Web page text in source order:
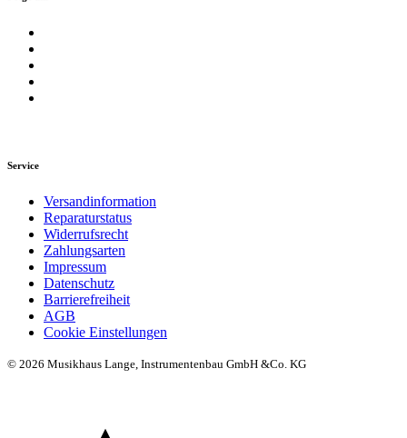
Service
Versandinformation
Reparaturstatus
Widerrufsrecht
Zahlungsarten
Impressum
Datenschutz
Barrierefreiheit
AGB
Cookie Einstellungen
© 2026 Musikhaus Lange, Instrumentenbau GmbH &Co. KG